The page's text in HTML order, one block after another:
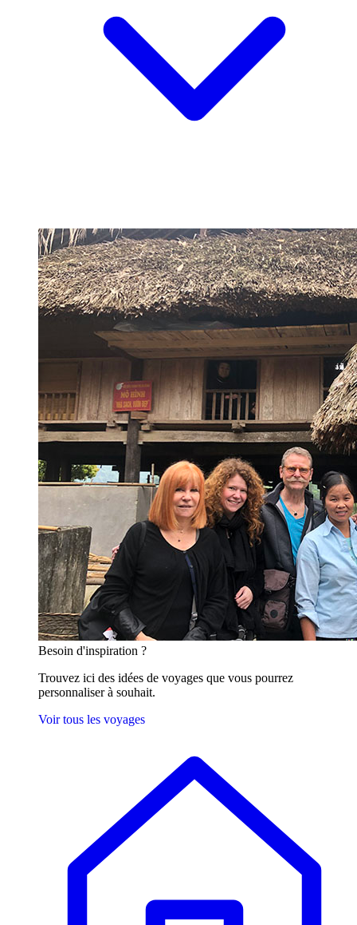
Besoin d'inspiration ?
Trouvez ici des idées de voyages que vous pourrez
personnaliser à souhait.
Voir tous les voyages